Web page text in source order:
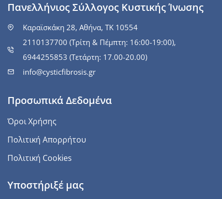
Πανελλήνιος Σύλλογος Κυστικής Ίνωσης
Καραϊσκάκη 28, Αθήνα, ΤΚ 10554
2110137700 (Τρίτη & Πέμπτη: 16:00-19:00),
6944255853 (Τετάρτη: 17.00-20.00)
info@cysticfibrosis.gr
Προσωπικά Δεδομένα
Όροι Χρήσης
Πολιτική Απορρήτου
Πολιτική Cookies
Υποστήριξέ μας